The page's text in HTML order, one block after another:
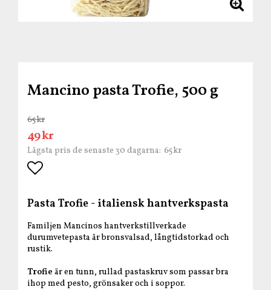
Mancino pasta Trofie, 500 g
65 kr
49 kr
Lägsta pris de senaste 30 dagarna 65 kr
Lägg till i favoritlistan
Pasta Trofie - italiensk hantverkspasta
Familjen Mancinos hantverkstillverkade
durumvetepasta är bronsvalsad, långtidstorkad och
rustik.
Trofie är en tunn, rullad pastaskruv som passar bra
ihop med pesto, grönsaker och i soppor.